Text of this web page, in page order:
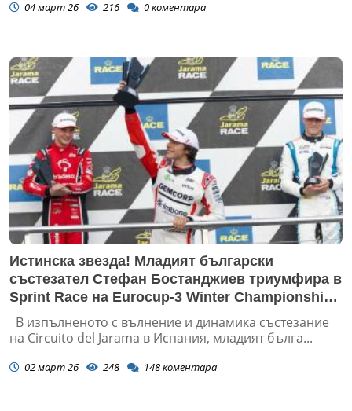
04 март 26 216 0коментара
Истинска звезда! Младият български
състезател Стефан Бостанджиев триумфира в
Sprint Race на Eurocup-3 Winter Championship
в Jarama, Испания
В изпълненото с вълнение и динамика състезание
на Circuito del Jarama в Испания, младият бълга...
02 март 26 248 148коментара